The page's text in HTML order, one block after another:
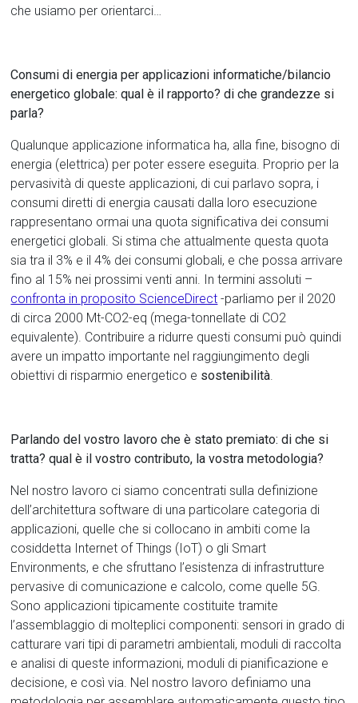
che usiamo per orientarci…
Consumi di energia per applicazioni informatiche/bilancio
energetico globale: qual è il rapporto? di che grandezze si
parla?
Qualunque applicazione informatica ha, alla fine, bisogno di
energia (elettrica) per poter essere eseguita. Proprio per la
pervasività di queste applicazioni, di cui parlavo sopra, i
consumi diretti di energia causati dalla loro esecuzione
rappresentano ormai una quota significativa dei consumi
energetici globali. Si stima che attualmente questa quota
sia tra il 3% e il 4% dei consumi globali, e che possa arrivare
fino al 15% nei prossimi venti anni. In termini assoluti –
confronta in proposito ScienceDirect -parliamo per il 2020
di circa 2000 Mt-CO2-eq (mega-tonnellate di CO2
equivalente). Contribuire a ridurre questi consumi può quindi
avere un impatto importante nel raggiungimento degli
obiettivi di risparmio energetico e sostenibilità.
Parlando del vostro lavoro che è stato premiato: di che si
tratta? qual è il vostro contributo, la vostra metodologia?
Nel nostro lavoro ci siamo concentrati sulla definizione
dell’architettura software di una particolare categoria di
applicazioni, quelle che si collocano in ambiti come la
cosiddetta Internet of Things (IoT) o gli Smart
Environments, e che sfruttano l’esistenza di infrastrutture
pervasive di comunicazione e calcolo, come quelle 5G.
Sono applicazioni tipicamente costituite tramite
l’assemblaggio di molteplici componenti: sensori in grado di
catturare vari tipi di parametri ambientali, moduli di raccolta
e analisi di queste informazioni, moduli di pianificazione e
decisione, e così via. Nel nostro lavoro definiamo una